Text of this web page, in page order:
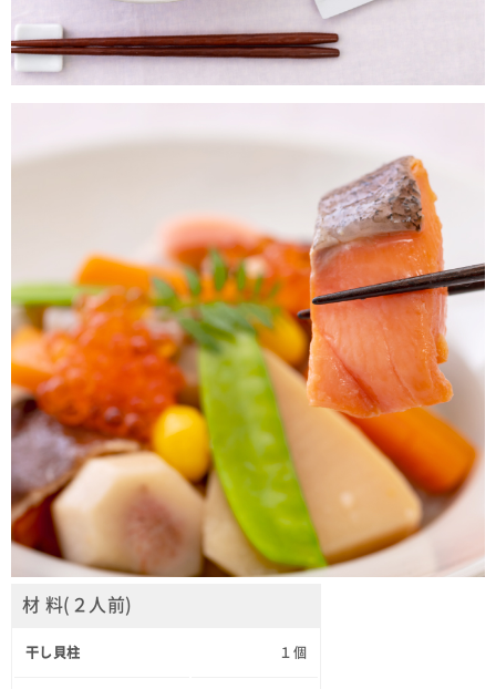
材 料(２人前)
干し貝柱 １個